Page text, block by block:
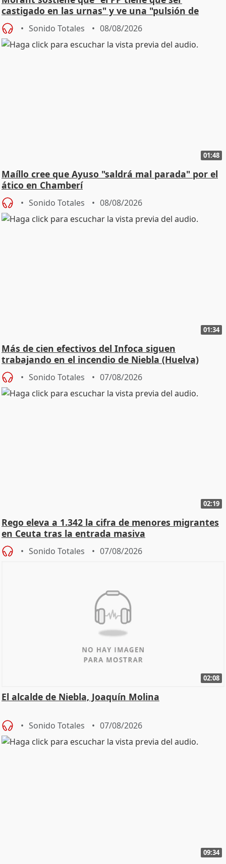
castigado en las urnas" y ve una "pulsión de
cambio"
Sonido Totales 08/08/2026
01:48
Maíllo cree que Ayuso "saldrá mal parada" por el
ático en Chamberí
Sonido Totales 08/08/2026
01:34
Más de cien efectivos del Infoca siguen
trabajando en el incendio de Niebla (Huelva)
Sonido Totales 07/08/2026
02:19
Rego eleva a 1.342 la cifra de menores migrantes
en Ceuta tras la entrada masiva
Sonido Totales 07/08/2026
02:08
El alcalde de Niebla, Joaquín Molina
Sonido Totales 07/08/2026
09:34